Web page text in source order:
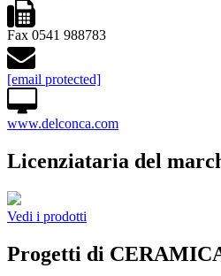
Fax 0541 988783
[email protected]
www.delconca.com
Licenziataria del
Vedi i prodotti
Progetti di